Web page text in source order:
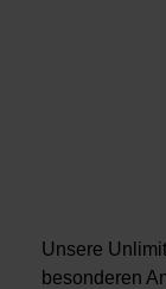
Unsere
besonderen